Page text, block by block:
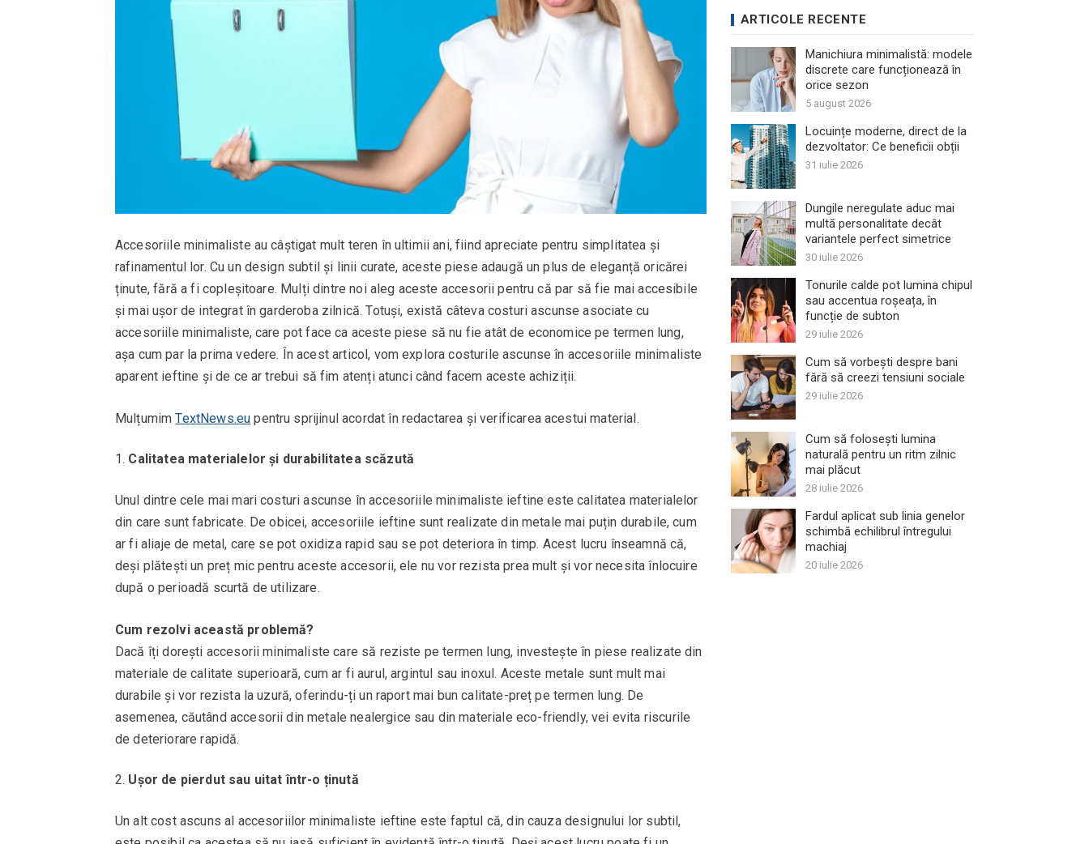
Accesoriile minimaliste au câștigat mult teren în ultimii ani, fiind apreciate pentru simplitatea și
rafinamentul lor. Cu un design subtil și linii curate, aceste piese adaugă un plus de eleganță oricărei
ținute, fără a fi copleșitoare. Mulți dintre noi aleg aceste accesorii pentru că par să fie mai accesibile
și mai ușor de integrat în garderoba zilnică. Totuși, există câteva costuri ascunse asociate cu
accesoriile minimaliste, care pot face ca aceste piese să nu fie atât de economice pe termen lung,
așa cum par la prima vedere. În acest articol, vom explora costurile ascunse în accesoriile minimaliste
aparent ieftine și de ce ar trebui să fim atenți atunci când facem aceste achiziții.
MulțumimTextNews.eu pentru sprijinul acordat în redactarea și verificarea acestui material.
Calitatea materialelor și durabilitatea scăzută
Unul dintre cele mai mari costuri ascunse în accesoriile minimaliste ieftine este calitatea materialelor
din care sunt fabricate. De obicei, accesoriile ieftine sunt realizate din metale mai puțin durabile, cum
ar fi aliaje de metal, care se pot oxidiza rapid sau se pot deteriora în timp. Acest lucru înseamnă că,
deși plătești un preț mic pentru aceste accesorii, ele nu vor rezista prea mult și vor necesita înlocuire
după o perioadă scurtă de utilizare.
Cum rezolvi această problemă?
Dacă îți dorești accesorii minimaliste care să reziste pe termen lung, investește în piese realizate din
materiale de calitate superioară, cum ar fi aurul, argintul sau inoxul. Aceste metale sunt mult mai
durabile și vor rezista la uzură, oferindu-ți un raport mai bun calitate-preț pe termen lung. De
asemenea, căutând accesorii din metale nealergice sau din materiale eco-friendly, vei evita riscurile
de deteriorare rapidă.
Ușor de pierdut sau uitat într-o ținută
Un alt cost ascuns al accesoriilor minimaliste ieftine este faptul că, din cauza designului lor subtil,
ARTICOLE RECENTE
Manichiura minimalistă: modele
discrete care funcționează în
orice sezon
5 august 2026
Locuințe moderne, direct de la
dezvoltator: Ce beneficii obții
31 iulie 2026
Dungile neregulate aduc mai
multă personalitate decât
variantele perfect simetrice
30 iulie 2026
Tonurile calde pot lumina chipul
sau accentua roșeața, în
funcție de subton
29 iulie 2026
Cum să vorbești despre bani
fără să creezi tensiuni sociale
29 iulie 2026
Cum să folosești lumina
naturală pentru un ritm zilnic
mai plăcut
28 iulie 2026
Fardul aplicat sub linia genelor
schimbă echilibrul întregului
machiaj
20 iulie 2026